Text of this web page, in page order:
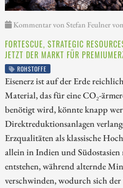
Kommentar von Stefan Feulner
FORTESCUE, STRATEGIC
JETZT DER MARKT FÜR
ROHSTOFFE
Eisenerz ist auf der Erde
Material, das für eine CO₂-
benötigt wird, könnte knapp
Direktreduktionsanlagen
Erzqualitäten als klassische
allein in Indien und Südostasien
entstehen, während alternde
verschwinden, wodurch sich